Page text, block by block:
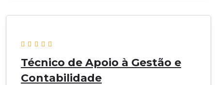
Técnico de Apoio à Gestão e
Contabilidade